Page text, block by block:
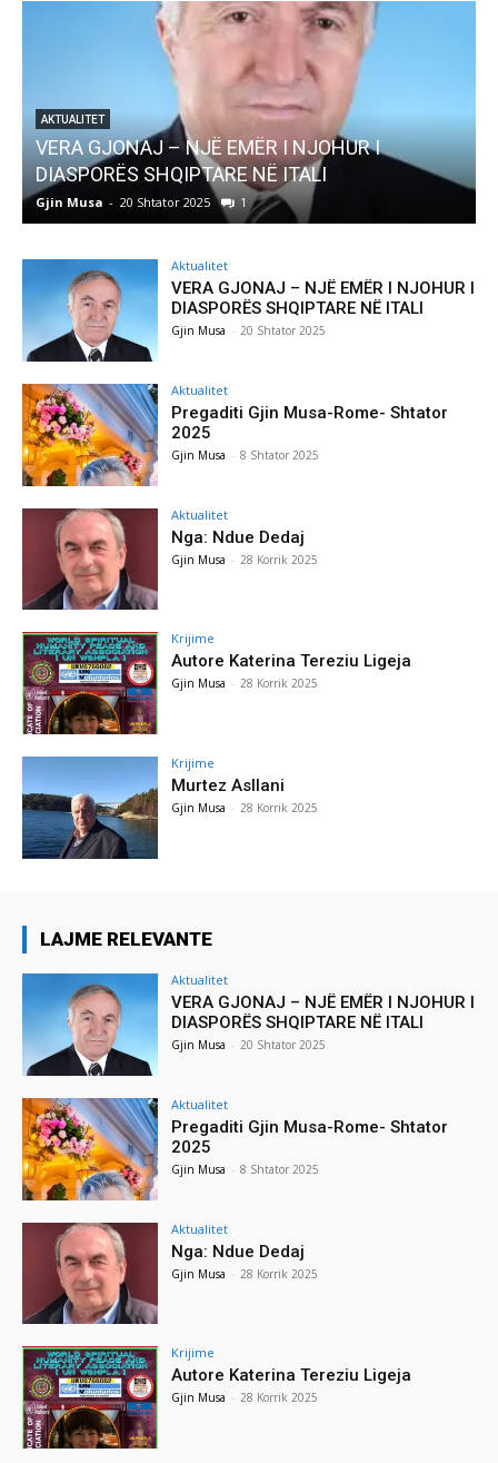
AKTUALITET
Pregaditi Gjin Musa-Rome- Shtator 2025
Gjin Musa - 8 Shtator 2025 0
Aktualitet
VERA GJONAJ – NJË EMËR I NJOHUR I
DIASPORËS SHQIPTARE NË ITALI
Gjin Musa - 20 Shtator 2025
Aktualitet
Pregaditi Gjin Musa-Rome- Shtator
2025
Gjin Musa - 8 Shtator 2025
Aktualitet
Nga: Ndue Dedaj
Gjin Musa - 28 Korrik 2025
Krijime
Autore Katerina Tereziu Ligeja
Gjin Musa - 28 Korrik 2025
Krijime
Murtez Asllani
Gjin Musa - 28 Korrik 2025
LAJME RELEVANTE
Aktualitet
VERA GJONAJ – NJË EMËR I NJOHUR I
DIASPORËS SHQIPTARE NË ITALI
Gjin Musa - 20 Shtator 2025
Aktualitet
Pregaditi Gjin Musa-Rome- Shtator
2025
Gjin Musa - 8 Shtator 2025
Aktualitet
Nga: Ndue Dedaj
Gjin Musa - 28 Korrik 2025
Krijime
Autore Katerina Tereziu Ligeja
Gjin Musa - 28 Korrik 2025